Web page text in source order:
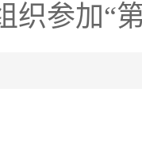
织参加“